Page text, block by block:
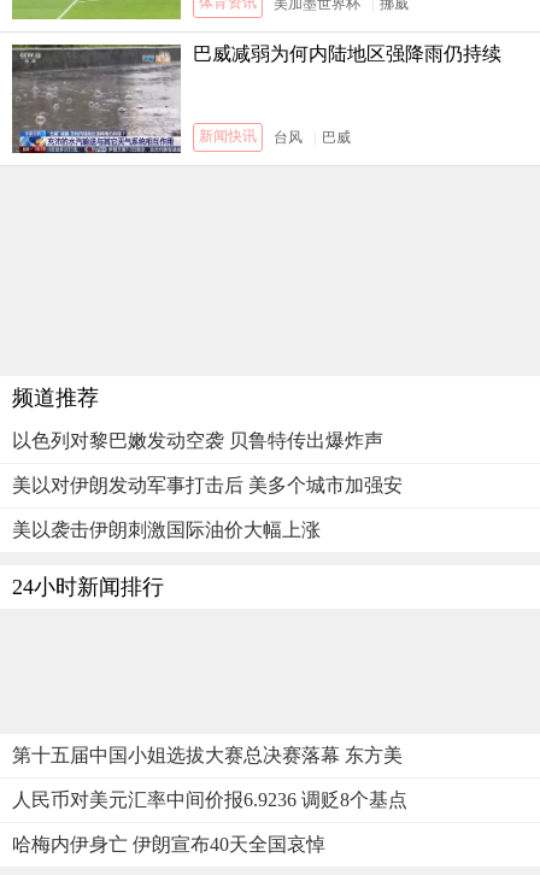
美加墨世界杯 挪威
巴威减弱为何内陆地区强降雨仍持续
新闻快讯 台风 巴威
频道推荐
以色列对黎巴嫩发动空袭 贝鲁特传出爆炸声
美以对伊朗发动军事打击后 美多个城市加强安
美以袭击伊朗刺激国际油价大幅上涨
24小时新闻排行
第十五届中国小姐选拔大赛总决赛落幕 东方美
人民币对美元汇率中间价报6.9236 调贬8个基点
哈梅内伊身亡 伊朗宣布40天全国哀悼